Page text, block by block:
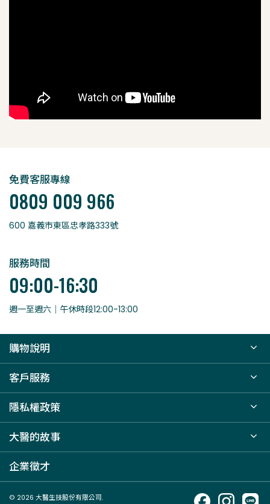
免費客服專線
0809 009 966
600 嘉義市東區忠孝路333號
服務時間
09:00-16:30
週一至週六｜午休時段12:00-13:00
購物說明
客戶服務
隱私權政策
大醫的故事
企業徵才
© 2026 大醫生技股份有限公司.